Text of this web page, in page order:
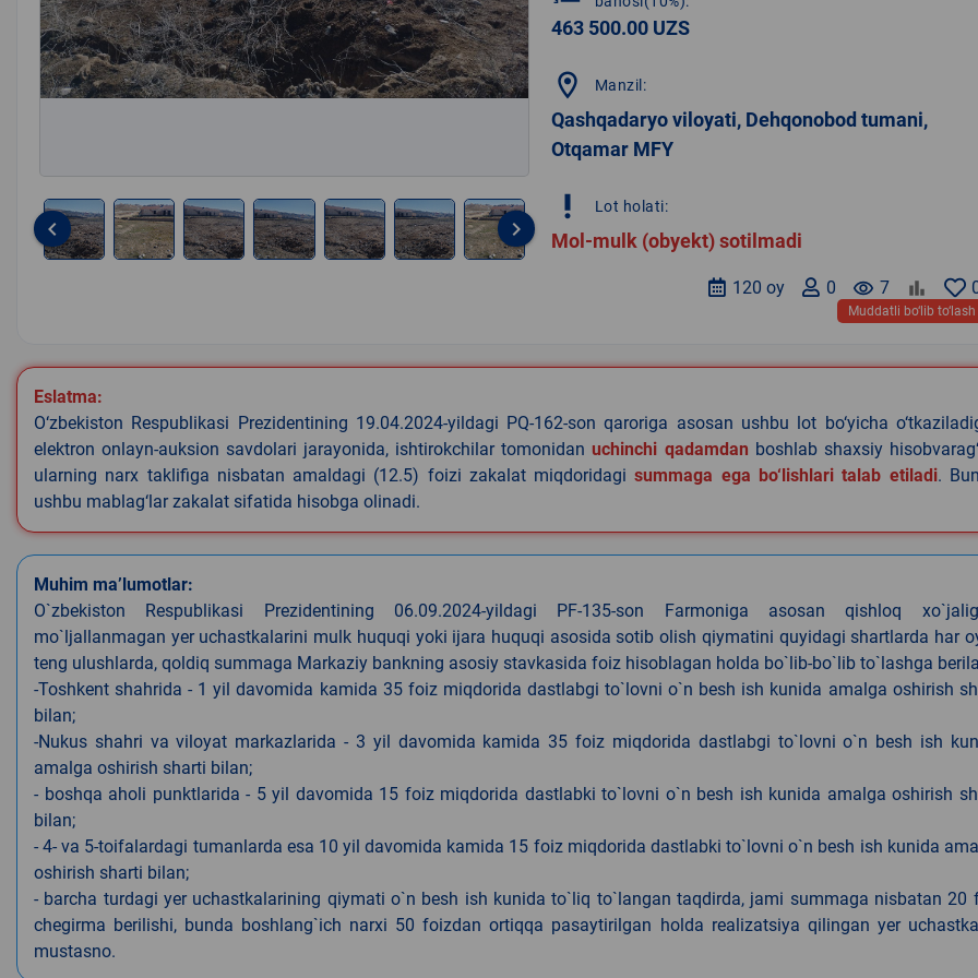
keyboard_arrow_left keyboard_arrow_right
463 500.00 UZS
location_on Manzil:
Qashqadaryo viloyati, Dehqonobod tumani,
Otqamar MFY
priority_high Lot holati:
Mol-mulk (obyekt) sotilmadi
remove_red_eye 7
0
120 oy
Muddatli bo‘lib to‘lash
Eslatma:
O‘zbekiston Respublikasi Prezidentining 19.04.2024-yildagi PQ-162-son qaroriga asosan ushbu lot bo‘yicha
elektron onlayn-auksion savdolari jarayonida, ishtirokchilar tomonidanuchinchi qadamdan boshlab shaxsiy
ularning narx taklifiga nisbatan amaldagi (12.5) foizi zakalat miqdoridagisummaga ega bo‘lishlari talab etiladi.
ushbu mablag‘lar zakalat sifatida hisobga olinadi.
Muhim ma’lumotlar:
O`zbekiston Respublikasi Prezidentining 06.09.2024-yildagi PF-135-son Farmoniga asosan qishloq
mo`ljallanmagan yer uchastkalarini mulk huquqi yoki ijara huquqi asosida sotib olish qiymatini quyidagi shartlarda har
teng ulushlarda, qoldiq summaga Markaziy bankning asosiy stavkasida foiz hisoblagan holda bo`lib-bo`lib to`lashga
-Toshkent shahrida - 1 yil davomida kamida 35 foiz miqdorida dastlabgi to`lovni o`n besh ish kunida amalga oshirish
bilan;
-Nukus shahri va viloyat markazlarida - 3 yil davomida kamida 35 foiz miqdorida dastlabgi to`lovni o`n besh ish
amalga oshirish sharti bilan;
- boshqa aholi punktlarida - 5 yil davomida 15 foiz miqdorida dastlabki to`lovni o`n besh ish kunida amalga oshirish
bilan;
- 4- va 5-toifalardagi tumanlarda esa 10 yil davomida kamida 15 foiz miqdorida dastlabki to`lovni o`n besh ish kunida
oshirish sharti bilan;
- barcha turdagi yer uchastkalarining qiymati o`n besh ish kunida to`liq to`langan taqdirda, jami summaga nisbatan 20
chegirma berilishi, bunda boshlang`ich narxi 50 foizdan ortiqqa pasaytirilgan holda realizatsiya qilingan yer
mustasno.